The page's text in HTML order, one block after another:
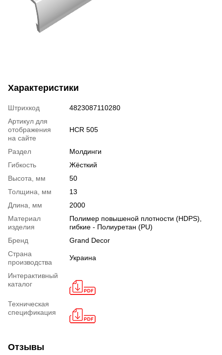
Характеристики
Штрихкод
4823087110280
Артикул для
отображения
на сайте
HCR 505
Раздел
Молдинги
Гибкость
Жёсткий
Высота, мм
50
Толщина, мм
13
Длина, мм
2000
Материал
изделия
Полимер повышеной плотности (HDPS),
гибкие - Полиуретан (PU)
Бренд
Grand Decor
Страна
производства
Украина
Интерактивный
каталог
Техническая
спецификация
Отзывы